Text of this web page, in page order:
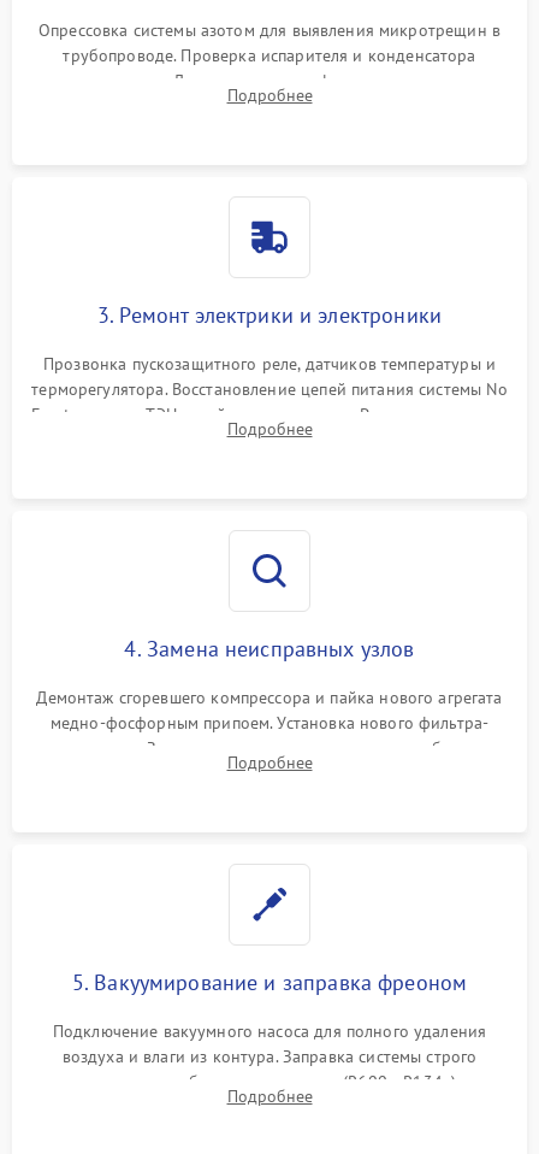
Опрессовка системы азотом для выявления микротрещин в
трубопроводе. Проверка испарителя и конденсатора
течеискателем. Демонтаж старого фильтра-осушителя и
продувка капиллярной трубки для устранения засоров.
Подробнее
3. Ремонт электрики и электроники
Прозвонка пускозащитного реле, датчиков температуры и
терморегулятора. Восстановление цепей питания системы No
Frost, включая ТЭН оттайки и вентилятор. Ремонт или замена
платы управления при сбоях алгоритмов.
Подробнее
4. Замена неисправных узлов
Демонтаж сгоревшего компрессора и пайка нового агрегата
медно-фосфорным припоем. Установка нового фильтра-
осушителя. Замена изношенных вентиляторов обдува,
сломанных заслонок или поврежденных дверных петель.
Подробнее
5. Вакуумирование и заправка фреоном
Подключение вакуумного насоса для полного удаления
воздуха и влаги из контура. Заправка системы строго
дозированным объемом хладагента (R600a, R134a) по
электронным весам. Контроль рабочего давления в системе.
Подробнее